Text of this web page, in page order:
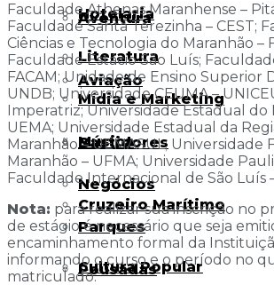
Hotelaria
Literatura
Mídia e Marketing
Música
Negócios
Parques
Pousadas
Aventura
Aviação
Bastidores
Cruzeiro Marítimo
Cultura Popular
Faculdade Athenas Maranhense –
Faculdade Santa Terezinha – CEST;
Ciências e Tecnologia do Maranhão –
Faculdade Estácio São Luís;
FACAM; Unidade de Ensino Superior
UNDB; Universidade CEUMA –
Imperatriz; Universidade Estadual do
UEMA; Universidade Estadual da
Maranhão – UEMASUL; Universidade
Maranhão – UFMA; Universidade
Faculdade Internacional de São Luís
Nota: para realizar sua inscrição no
de estágio é necessário que seja
encaminhamento formal da
informando o curso e o período no
matriculado.